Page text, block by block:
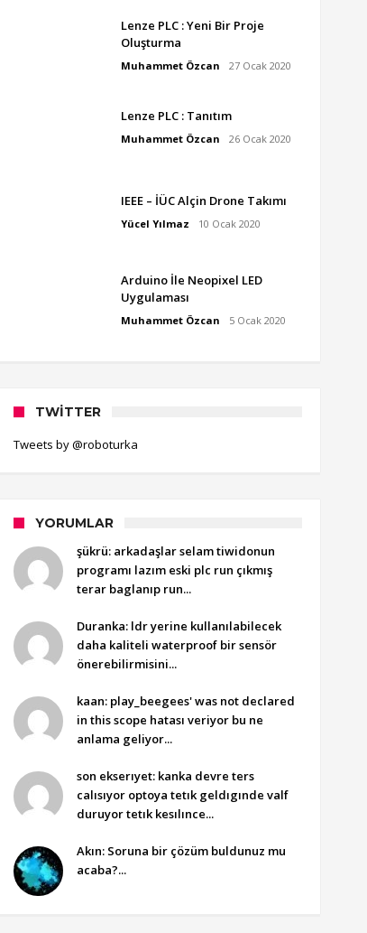
Lenze PLC : Yeni Bir Proje
Oluşturma
Muhammet Özcan 27 Ocak 2020
Lenze PLC : Tanıtım
Muhammet Özcan 26 Ocak 2020
IEEE – İÜC Alçin Drone Takımı
Yücel Yılmaz 10 Ocak 2020
Arduino İle Neopixel LED
Uygulaması
Muhammet Özcan 5 Ocak 2020
TWITTER
Tweets by @roboturka
YORUMLAR
şükrü: arkadaşlar selam tiwidonun
programı lazım eski plc run çıkmış
terar baglanıp run...
Duranka: ldr yerine kullanılabilecek
daha kaliteli waterproof bir sensör
önerebilirmisini...
kaan: play_beegees' was not declared
in this scope hatası veriyor bu ne
anlama geliyor...
son ekserıyet: kanka devre ters
calısıyor optoya tetık geldıgınde valf
duruyor tetık kesılınce...
Akın: Soruna bir çözüm buldunuz mu
acaba?...